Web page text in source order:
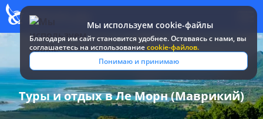
Мы используем cookie-файлы
Благодаря им сайт становится удобнее. Оставаясь c нами, вы
соглашаетесь на использованиеcookie-файлов.
Понимаю и принимаю
Все туры и путевки / Маврикий / в Ле Морн
Туры и отдых в Ле Морн (Маврикий)